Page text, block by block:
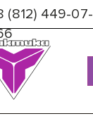
(812) 449-07-